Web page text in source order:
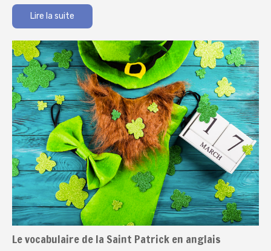
Lire la suite
Le vocabulaire de la Saint Patrick en anglais